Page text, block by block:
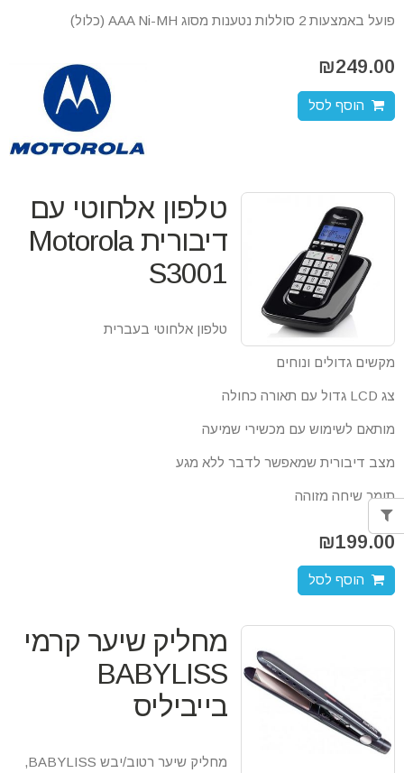
פועל באמצעות 2 סוללות נטענות מסוג AAA Ni-MH (כלול)
₪249.00
הוסף לסל
טלפון אלחוטי עם
דיבורית Motorola
S3001
טלפון אלחוטי בעברית
מקשים גדולים ונוחים
צג LCD גדול עם תאורה כחולה
מותאם לשימוש עם מכשירי שמיעה
מצב דיבורית שמאפשר לדבר ללא מגע
תומך שיחה מזוהה
₪199.00
הוסף לסל
מחליק שיער קרמי
BABYLISS
בייביליס
מחליק שיער רטוב/יבש BABYLISS,